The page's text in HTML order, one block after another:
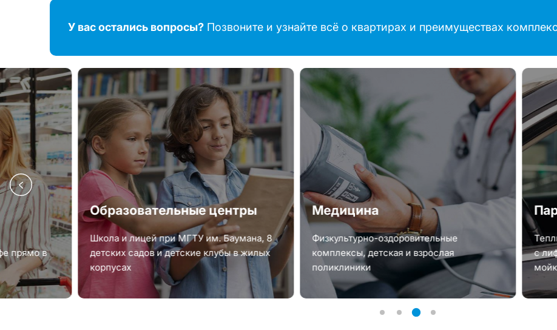
У вас остались вопросы? Позвоните и узнайте всё о квартирах и преимуществах
прямо в
Образовательные центры
Школа и лицей при МГТУ им. Баумана, 8
детских садов и детские клубы в жилых
корпусах
Медицина
Физкультурно-оздоровительные
комплексы, детская и взрослая
поликлиники
с